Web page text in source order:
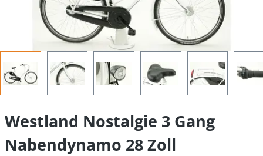
Westland Nostalgie 3 Gang
Nabendynamo 28 Zoll